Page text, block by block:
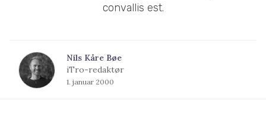
convallis est.
Nils Kåre Bøe
iTro-redaktør
1. januar 2000